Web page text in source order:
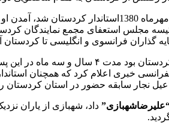
در ۱۰ مهرماه 1380استاندار
مجلس استعفای مجمع نمایندگان
گذاران فرانسوی و انگلیسی تا کردستان
خبری اعلام کرد که همچنان استاندار کردستان
سابقه حضور در استان کردستان را به
داد، شهبازی از یاران